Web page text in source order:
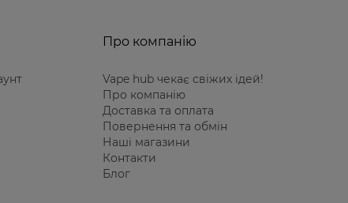
Про компанію
Vape hub чекає свіжих ідей!
Про компанію
Доставка та оплата
Повернення та обмін
Наші магазини
Контакти
Блог